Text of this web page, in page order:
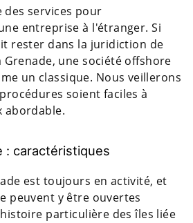
des services pour
entreprise à l'étranger. Si
rester dans la juridiction de
une société offshore
un classique. Nous veillerons
soient faciles à
abordable.
: caractéristiques
est toujours en activité, et
peuvent y être ouvertes
particulière des îles liée